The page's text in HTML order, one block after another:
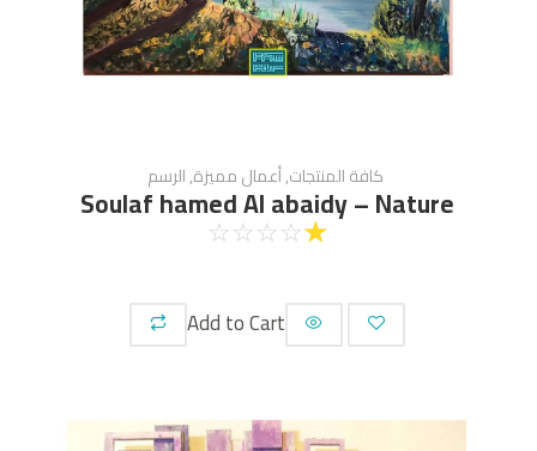
كافة المنتجات,أعمال مميزة,الرسم
Soulaf hamed Al abaidy – Nature
☆
☆
☆
☆
☆
Add to Cart